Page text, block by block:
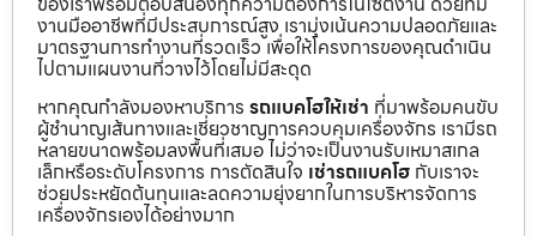
งานมืออาชีพที่มีประสบการณ์สูง เรามุ่งเน้นความปลอดภัยและ
มาตรฐานการทำงานที่รวดเร็ว เพื่อให้โครงการของคุณดำเนิน
ไปตามแผนงานที่วางไว้โดยไม่มีสะดุด
หากคุณกำลังมองหาบริการ รถแบคโฮให้เช่า ที่มาพร้อมคนขับ
ผู้ชำนาญเส้นทางและเชี่ยวชาญการควบคุมเครื่องจักร เรามีรถ
หลายขนาดพร้อมลงพื้นที่เสมอ ไม่ว่าจะเป็นงานรับเหมาสเกล
เล็กหรือระดับโครงการ การตัดสินใจ เช่ารถแบคโฮ กับเราจะ
ช่วยประหยัดต้นทุนและลดความยุ่งยากในการบริหารจัดการ
เครื่องจักรเองได้อย่างมาก